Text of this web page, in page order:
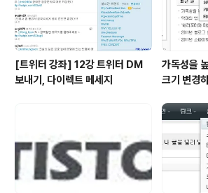
[트위터 강좌] 12강 트위터 DM
보내기, 다이렉트 메세지
가독성을
크기 변경